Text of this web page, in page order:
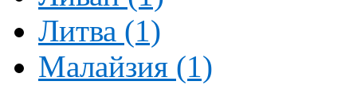
Литва (1)
Малайзия (1)